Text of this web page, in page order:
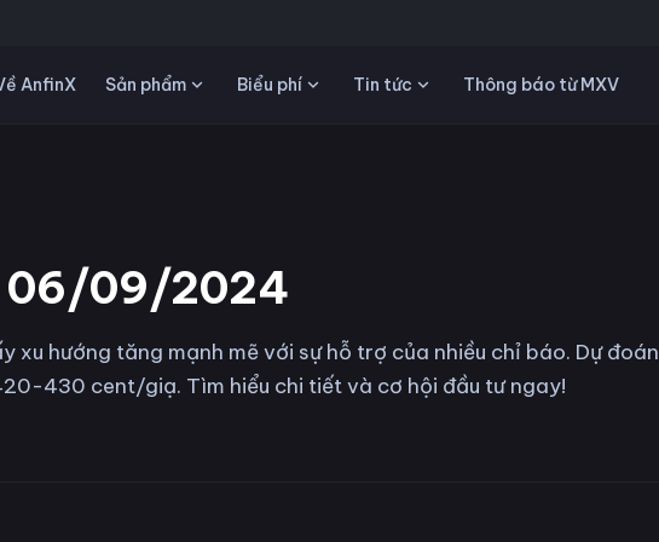
AnfinX Sản phẩm Biểu phí Tin tức Thông báo từ MXV
06/09/2024
hướng tăng mạnh mẽ với sự hỗ trợ của nhiều chỉ báo. Dự đoán
430 cent/giạ. Tìm hiểu chi tiết và cơ hội đầu tư ngay!